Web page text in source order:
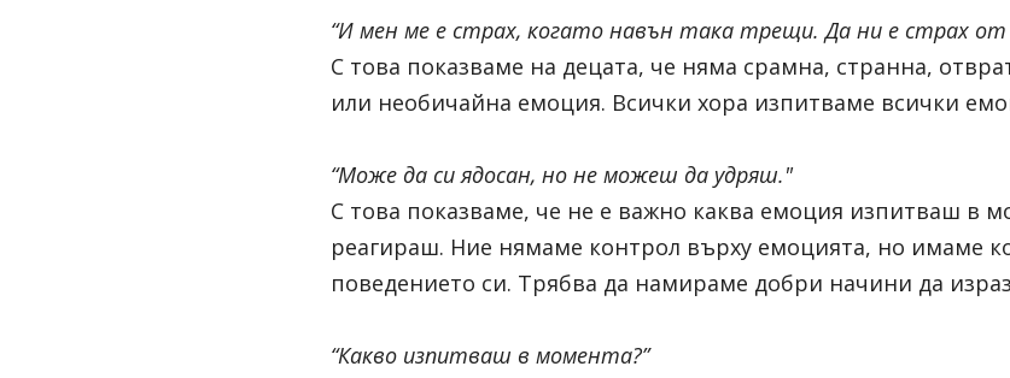
“И мен ме е страх, когато навън така трещи. Да ни е страх
С това показваме на децата, че няма срамна, странна,
или необичайна емоция. Всички хора изпитваме всички
“Може да си ядосан, но не можеш да удряш."
С това показваме, че не е важно каква емоция изпитваш в
реагираш. Ние нямаме контрол върху емоцията, но имаме
поведението си. Трябва да намираме добри начини да
“Какво изпитваш в момента?”